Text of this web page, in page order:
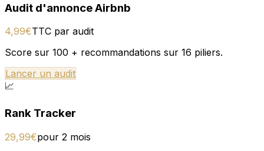
Audit d'annonce Airbnb
4,99€TTC par audit
Score sur 100 + recommandations sur 16 piliers.
Lancer un audit
📈
Rank Tracker
29,99€pour 2 mois